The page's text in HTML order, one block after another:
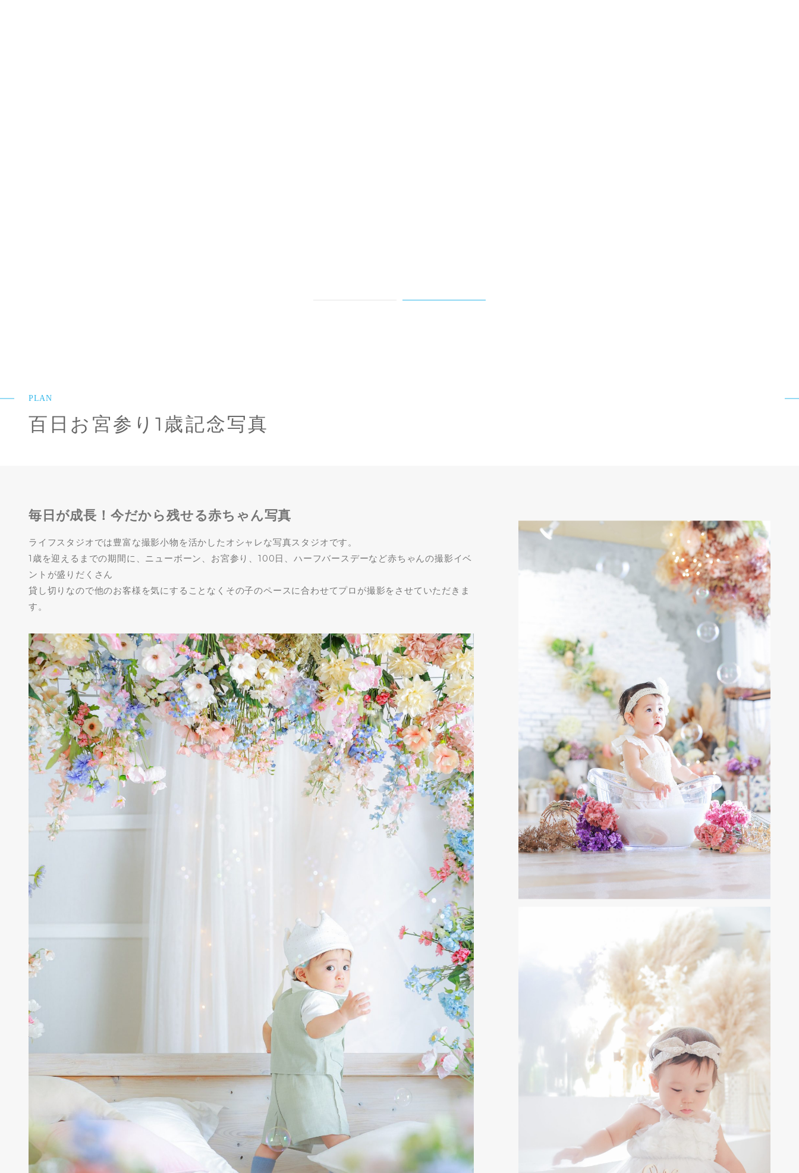
PLAN
百日お宮参り1歳記念写真
毎日が成長！今だから残せる赤ちゃん写真
ライフスタジオでは豊富な撮影小物を活かしたオシャレな写真スタジオです。
1歳を迎えるまでの期間に、ニューボーン、お宮参り、100日、ハーフバースデーなど赤ちゃんの撮影イベ
ントが盛りだくさん
貸し切りなので他のお客様を気にすることなくその子のペースに合わせてプロが撮影をさせていただきま
す。